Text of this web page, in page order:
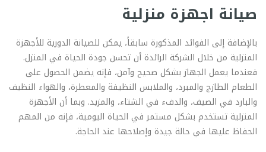
صيانة اجهزة منزلية
بالإضافة إلى الفوائد المذكورة سابقاً، يمكن للصيانة الدورية للأجهزة
المنزلية من خلال الشركة الرائدة أن تحسن جودة الحياة في المنزل.
فعندما يعمل الجهاز بشكل صحيح وآمن، فإنه يضمن الحصول على
الطعام الطازج والمبرد، والملابس النظيفة والمعطرة، والهواء النظيف
والبارد في الصيف، والدفء في الشتاء، والمزيد. وبما أن الأجهزة
المنزلية تستخدم بشكل مستمر في الحياة اليومية، فإنه من المهم
الحفاظ عليها في حالة جيدة وإصلاحها عند الحاجة.